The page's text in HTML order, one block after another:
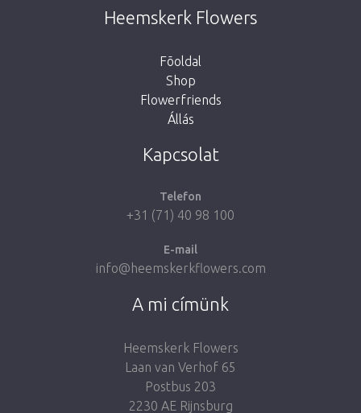
This page does not exist. Click on the
button below to return to the shop.
Heemskerk Flowers
Fõoldal
Shop
Flowerfriends
Állás
Kapcsolat
Telefon
+31 (71) 40 98 100
E-mail
info@heemskerkflowers.com
A mi címünk
Heemskerk Flowers
Laan van Verhof 65
Postbus 203
2230 AE Rijnsburg